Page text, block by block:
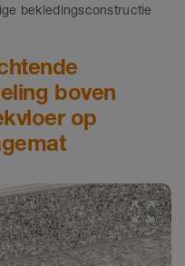
bekledingsconstructie
boven
op